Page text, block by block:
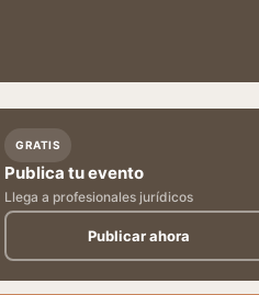
GRATIS
Publica tu evento
Llega a profesionales jurídicos
Publicar ahora